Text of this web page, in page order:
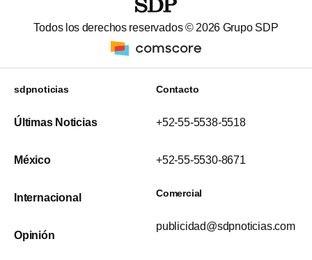
Todos los derechos reservados © 2026 Grupo SDP
sdpnoticias
Últimas Noticias
México
Internacional
Opinión
Contacto
+52-55-5538-5518
+52-55-5530-8671
Comercial
publicidad@sdpnoticias.com